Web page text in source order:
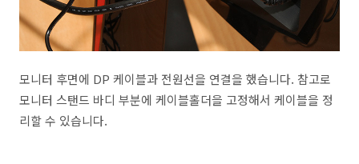
모니터 후면에 DP 케이블과 전원선을 연결을 했습니다. 참고로
모니터 스탠드 바디 부분에 케이블홀더을 고정해서 케이블을 정
리할 수 있습니다.